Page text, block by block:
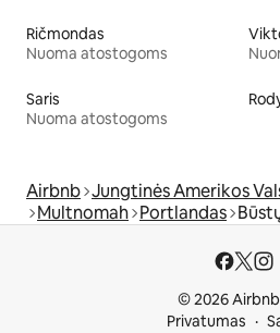
Ričmondas
Nuoma atostogoms
Saris
Nuoma atostogoms
Airbnb Jungtinės Amerikos
Multnomah Portlandas
© 2026
Privatumas